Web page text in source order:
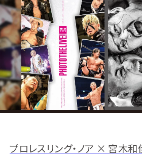
プロレスリング・ノア × 宮木